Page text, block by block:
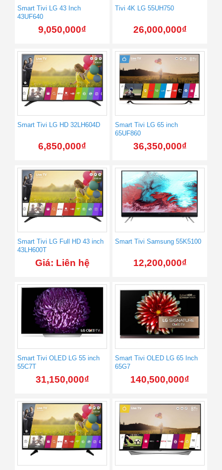
Smart Tivi LG 43 Inch
43UF640
9,050,000₫
Tivi 4K LG 55UH750
26,000,000₫
Smart Tivi LG HD 32LH604D
6,850,000₫
Smart Tivi LG 65 inch
65UF860
36,350,000₫
Smart Tivi LG Full HD 43 inch
43LH600T
Giá: Liên hệ
Smart Tivi Samsung 55K5100
12,200,000₫
Smart Tivi OLED LG 55 inch
55C7T
31,150,000₫
Smart Tivi OLED LG 65 Inch
65G7
140,500,000₫